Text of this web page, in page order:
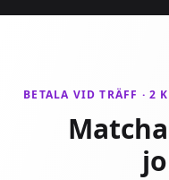
BETALA VID TRÄFF · 2